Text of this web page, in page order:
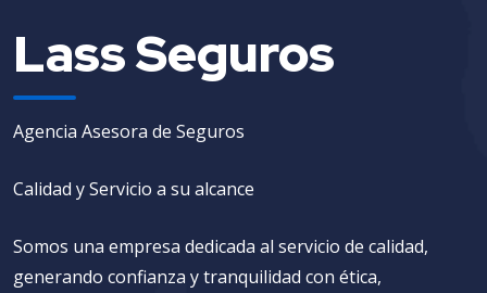
Lass Seguros
Agencia Asesora de Seguros
Calidad y Servicio a su alcance
Somos una empresa dedicada al servicio de calidad,
generando confianza y tranquilidad con ética,